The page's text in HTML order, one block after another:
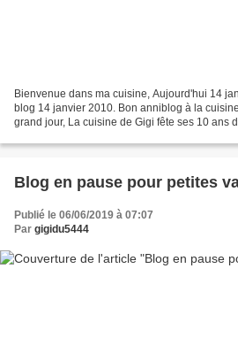
Bienvenue dans ma cuisine, Aujourd'hui 14
blog 14 janvier 2010. Bon anniblog à la
grand jour, La cuisine de Gigi fête ses 10 ans
Blog en pause pour petites
Publié le 06/06/2019 à 07:07
Par gigidu5444